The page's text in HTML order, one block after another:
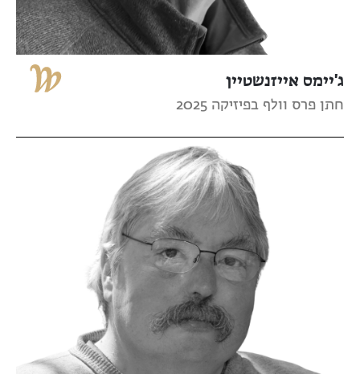
ג'יימס אייזנשטיין
חתן פרס וולף בפיזיקה 2025